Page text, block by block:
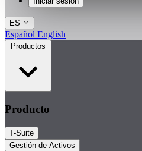
ES
Español English
Productos
Producto
T-Suite
Gestión de Activos